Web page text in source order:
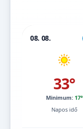
08. 08.
33°
Minimum: 17°
Napos idő